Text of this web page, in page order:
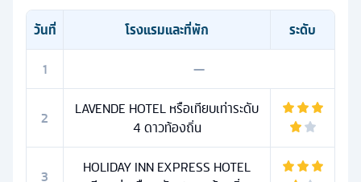
วันที่ โรงแรมและที่พัก
ระดับ
1
—
2
LAVENDE HOTEL หรือเทียบเท่าระดับ
4 ดาวท้องถิ่น
3
HOLIDAY INN EXPRESS HOTEL